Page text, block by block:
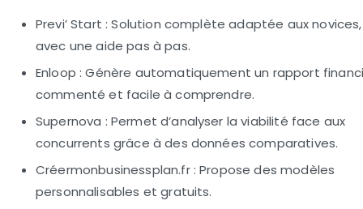
Previ’ Start : Solution complète adaptée aux novices,
avec une aide pas à pas.
Enloop : Génère automatiquement un rapport
commenté et facile à comprendre.
Supernova : Permet d’analyser la viabilité face aux
concurrents grâce à des données comparatives.
Créermonbusinessplan.fr : Propose des modèles
personnalisables et gratuits.